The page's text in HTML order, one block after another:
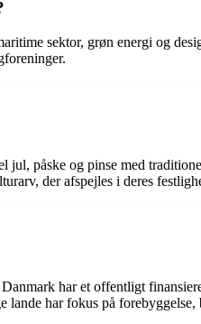
sektor, grøn energi og
påske og pinse med
der afspejles i deres
har et offentligt
har fokus på